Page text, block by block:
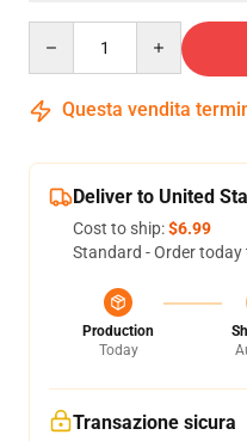
Questa vendita
Deliver to United
Cost to ship:$6.99
Standard - Order today
Production
Today
Transazione sicura